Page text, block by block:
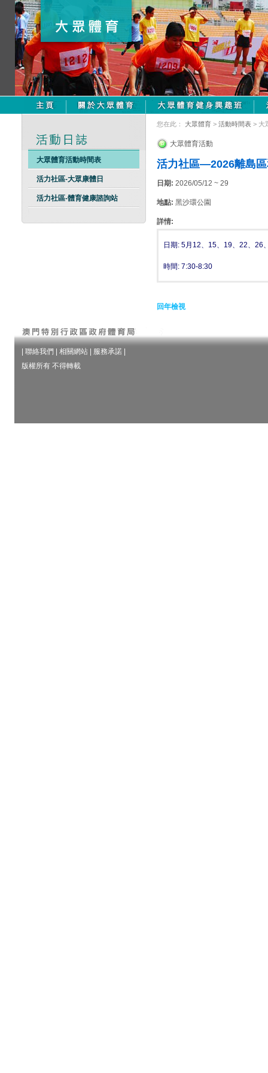
大眾體育活動時間表
活力社區-大眾康體日
活力社區-體育健康諮詢站
您在此： 大眾體育 > 活動時間表 > 大
大眾體育活動
活力社區—2026離島
日期: 2026/05/12 ~ 29
地點: 黑沙環公園
詳情:
日期: 5月12、15、19、22、26
時間: 7:30-8:30
回年檢視
聯絡我們 相關網站 服務承諾
版權所有 不得轉載